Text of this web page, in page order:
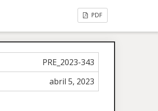
PDF
PRE_2023-343
abril 5, 2023